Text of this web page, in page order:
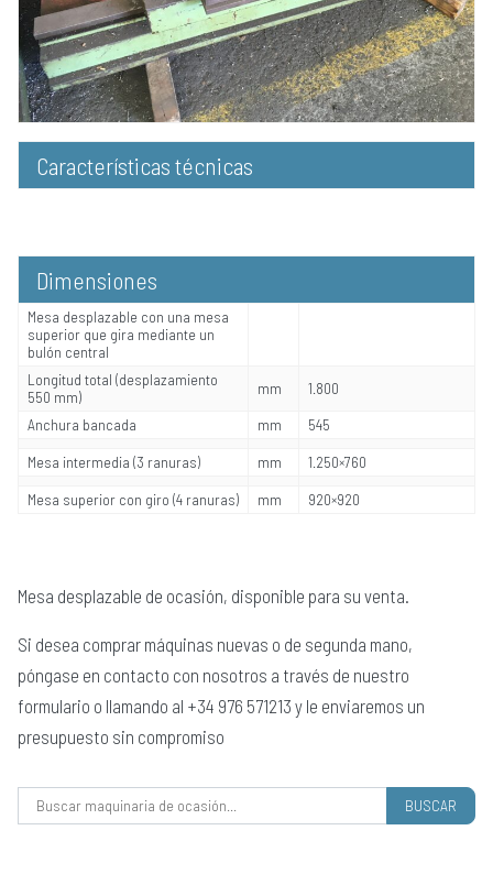
Características técnicas
Dimensiones
Mesa desplazable con una mesa
superior que gira mediante un
bulón central
Longitud total (desplazamiento
550 mm)
mm
1.800
Anchura bancada
mm
545
Mesa intermedia (3 ranuras)
mm
1.250×760
Mesa superior con giro (4 ranuras)
mm 920×920
Mesa desplazable de ocasión, disponible para su venta.
Si desea comprar máquinas nuevas o de segunda mano,
póngase en contacto con nosotros a través de nuestro
formulario o llamando al +34 976 571213 y le enviaremos un
presupuesto sin compromiso
Buscar: